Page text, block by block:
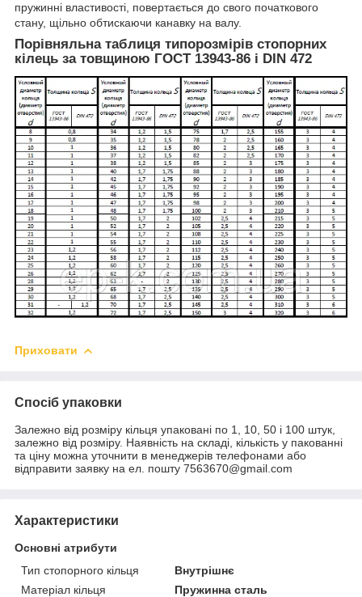
пружинні властивості, повертається до свого початкового
стану, щільно обтискаючи канавку на валу.
Порівняльна таблиця типорозмірів стопорних
кілець за товщиною ГОСТ 13943-86 і DIN 472
Приховати
Спосіб упаковки
Залежно від розміру кільця упаковані по 1, 10, 50 і 100 штук,
залежно від розміру. Наявність на складі, кількість у пакованні
та ціну можна уточнити в менеджерів телефонами або
відправити заявку на ел. пошту 7563670@gmail.com
Характеристики
Основні атрибути
Тип стопорного кільця
Внутрішнє
Матеріал кільця
Пружинна сталь